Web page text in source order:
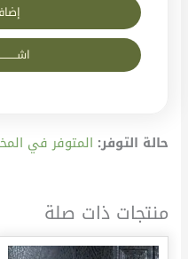
حالة التوفر: المتوفر في المخزون
منتجات ذات صلة